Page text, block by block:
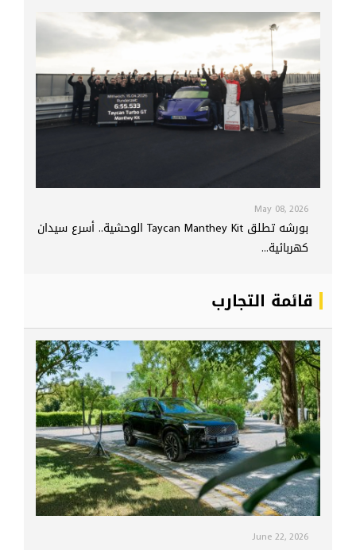
May 08, 2026
بورشه تطلق Taycan Manthey Kit الوحشية.. أسرع سيدان
كهربائية...
قائمة التجارب
June 22, 2026